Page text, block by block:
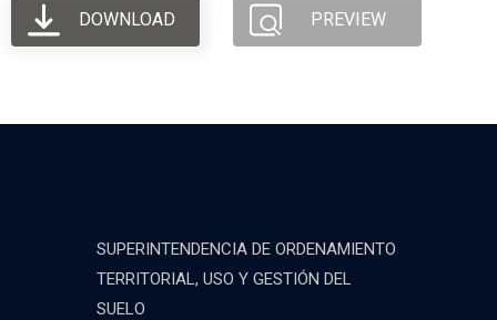
DOWNLOAD PREVIEW
SUPERINTENDENCIA DE ORDENAMIENTO
TERRITORIAL, USO Y GESTIÓN DEL
SUELO